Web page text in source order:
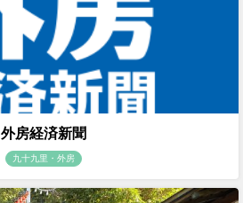
外房経済新聞
九十九里・外房